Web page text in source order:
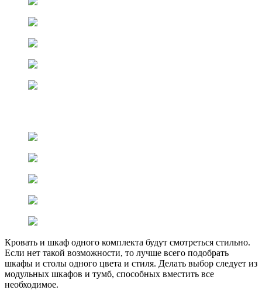
Кровать и шкаф одного комплекта будут смотреться стильно.
Если нет такой возможности, то лучше всего подобрать
шкафы и столы одного цвета и стиля. Делать выбор следует из
модульных шкафов и тумб, способных вместить все
необходимое.